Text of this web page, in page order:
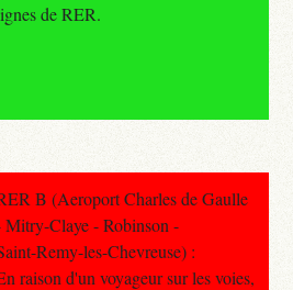
de RER.
B (Aeroport Charles de Gaulle
Mitry-Claye - Robinson -
Remy-les-Chevreuse) :
raison d'un voyageur sur les voies,